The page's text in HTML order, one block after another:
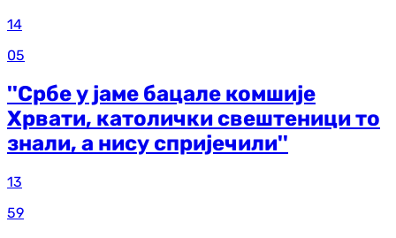
14
05
''Србе у јаме бацале комшије
Хрвати, католички свештеници то
знали, а нису спријечили''
13
59